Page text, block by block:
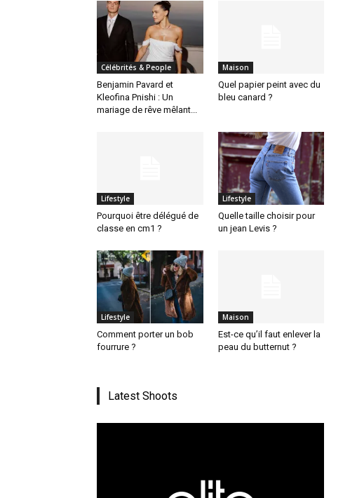
Célébrités & People
Benjamin Pavard et
Kleofina Pnishi : Un
mariage de rêve mêlant...
Maison
Quel papier peint avec du
bleu canard ?
Lifestyle
Pourquoi être délégué de
classe en cm1 ?
Lifestyle
Quelle taille choisir pour
un jean Levis ?
Lifestyle
Comment porter un bob
fourrure ?
Maison
Est-ce qu’il faut enlever la
peau du butternut ?
Latest Shoots